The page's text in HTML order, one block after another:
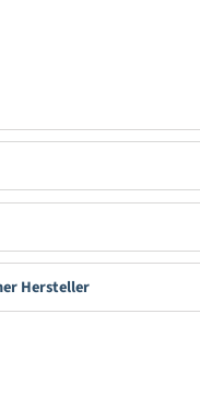
Hersteller